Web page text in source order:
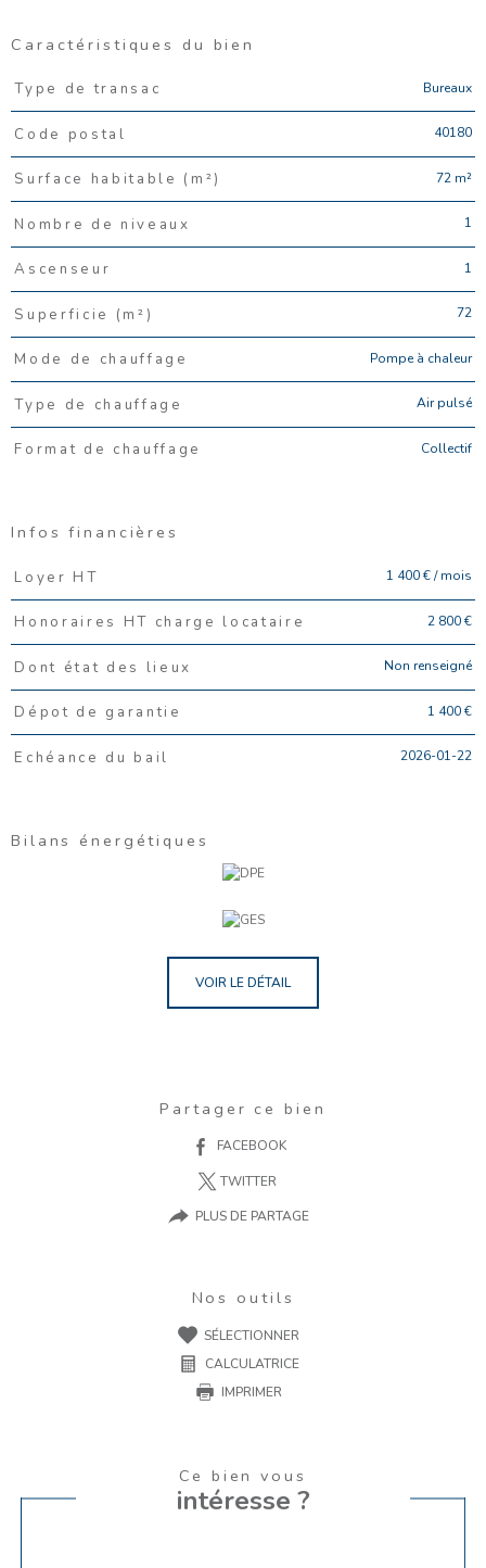
Caractéristiques du bien
Caractéristiques Valeurs
Type de transac Bureaux
Code postal 40180
Surface habitable (m²) 72 m²
Nombre de niveaux 1
Ascenseur 1
Superficie (m²) 72
Mode de chauffage Pompe à chaleur
Type de chauffage Air pulsé
Format de chauffage Collectif
Infos financières
Caractéristiques
Loyer HT 1 400 € / mois
Honoraires HT charge locataire 2 800 €
Dont état des lieux Non renseigné
Dépot de garantie 1 400 €
Echéance du bail 2026-01-22
Bilans énergétiques
VOIR LE DÉTAIL
Partager ce bien
FACEBOOK
TWITTER
PLUS DE PARTAGE
Nos outils
SÉLECTIONNER
CALCULATRICE
IMPRIMER
Ce bien vous
intéresse ?